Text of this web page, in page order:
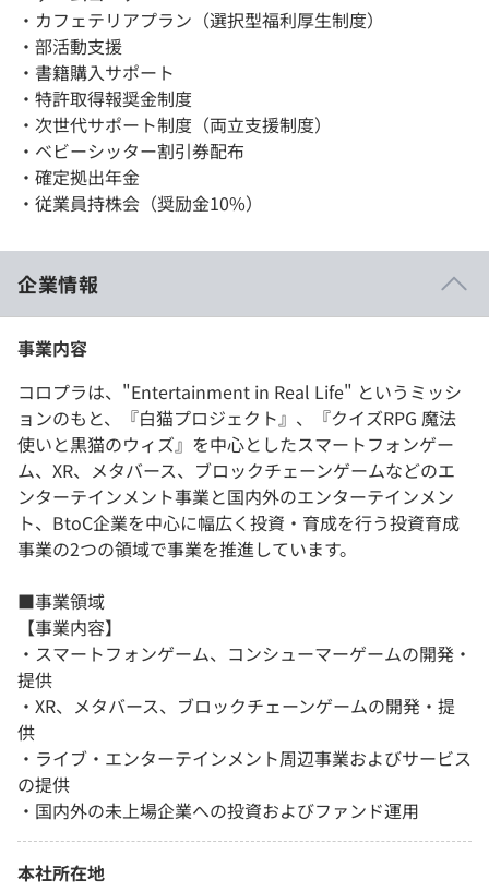
・カフェテリアプラン（選択型福利厚生制度）
・部活動支援
・書籍購入サポート
・特許取得報奨金制度
・次世代サポート制度（両立支援制度）
・ベビーシッター割引券配布
・確定拠出年金
・従業員持株会（奨励金10%）
企業情報
事業内容
コロプラは、"Entertainment in Real Life" というミッシ
ョンのもと、『白猫プロジェクト』、『クイズRPG 魔法
使いと黒猫のウィズ』を中心としたスマートフォンゲー
ム、XR、メタバース、ブロックチェーンゲームなどのエ
ンターテインメント事業と国内外のエンターテインメン
ト、BtoC企業を中心に幅広く投資・育成を行う投資育成
事業の2つの領域で事業を推進しています。
■事業領域
【事業内容】
・スマートフォンゲーム、コンシューマーゲームの開発・
提供
・XR、メタバース、ブロックチェーンゲームの開発・提
供
・ライブ・エンターテインメント周辺事業およびサービス
の提供
・国内外の未上場企業への投資およびファンド運用
本社所在地